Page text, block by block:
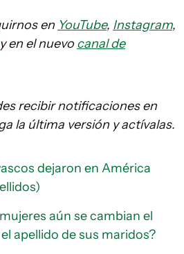
en YouTube, Instagram,
en el nuevo canal de
recibir notificaciones en
la última versión y actívalas.
dejaron en América
aún se cambian el
apellido de sus maridos?